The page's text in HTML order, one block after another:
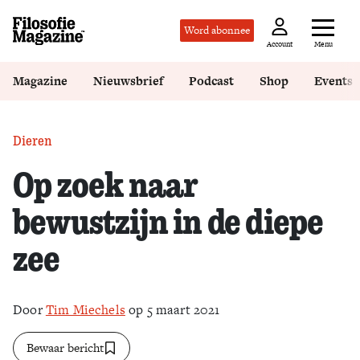
Word abonnee
Account Menu
Magazine Nieuwsbrief Podcast Shop Events
Dieren
Op zoek naar
bewustzijn in de diepe
zee
DoorTim Miechels op 5 maart 2021
Bewaar bericht